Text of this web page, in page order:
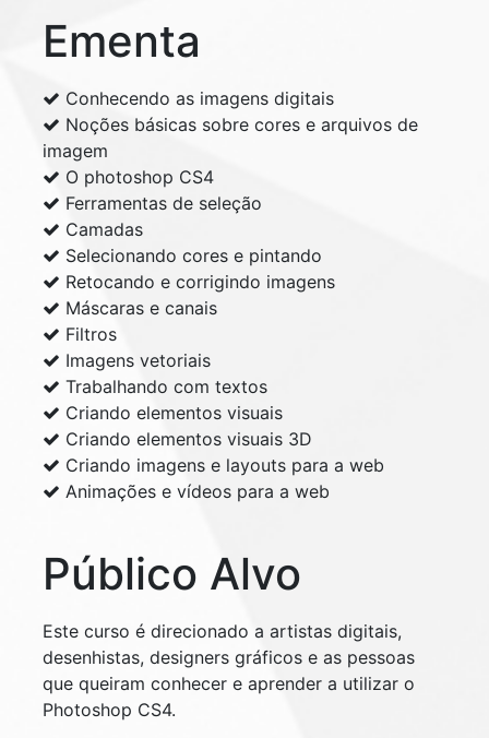
Ementa
Conhecendo as imagens digitais
Noções básicas sobre cores e arquivos de
imagem
O photoshop CS4
Ferramentas de seleção
Camadas
Selecionando cores e pintando
Retocando e corrigindo imagens
Máscaras e canais
Filtros
Imagens vetoriais
Trabalhando com textos
Criando elementos visuais
Criando elementos visuais 3D
Criando imagens e layouts para a web
Animações e vídeos para a web
Público Alvo
Este curso é direcionado a artistas digitais,
desenhistas, designers gráficos e as pessoas
que queiram conhecer e aprender a utilizar o
Photoshop CS4.